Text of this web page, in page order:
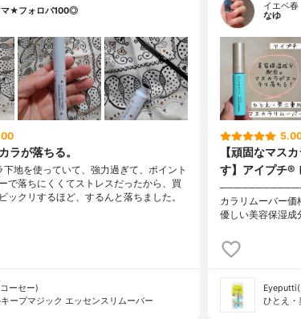
マ★フォロバ100◎
ラが落ちる。
下地を使っていて、強力過ぎて、ポイント
で落ちにくくてストレスだったから、買
ックリするほど、するんと落ちました。
ーセー)
ープマジック エッセンスリムーバー
イエベ春
なゆ
【頑固なマス
す】アイプチ®
────────────
カラリムーバー
優しい美容保湿
ひとえ・